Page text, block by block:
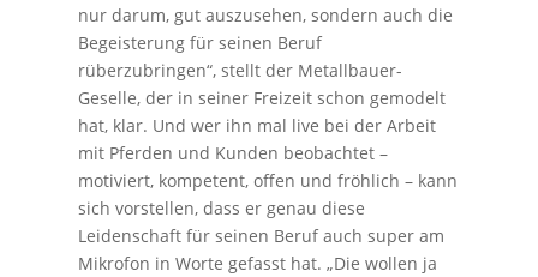
nur darum, gut auszusehen, sondern auch die
Begeisterung für seinen Beruf
rüberzubringen“, stellt der Metallbauer-
Geselle, der in seiner Freizeit schon gemodelt
hat, klar. Und wer ihn mal live bei der Arbeit
mit Pferden und Kunden beobachtet –
motiviert, kompetent, offen und fröhlich – kann
sich vorstellen, dass er genau diese
Leidenschaft für seinen Beruf auch super am
Mikrofon in Worte gefasst hat. „Die wollen ja